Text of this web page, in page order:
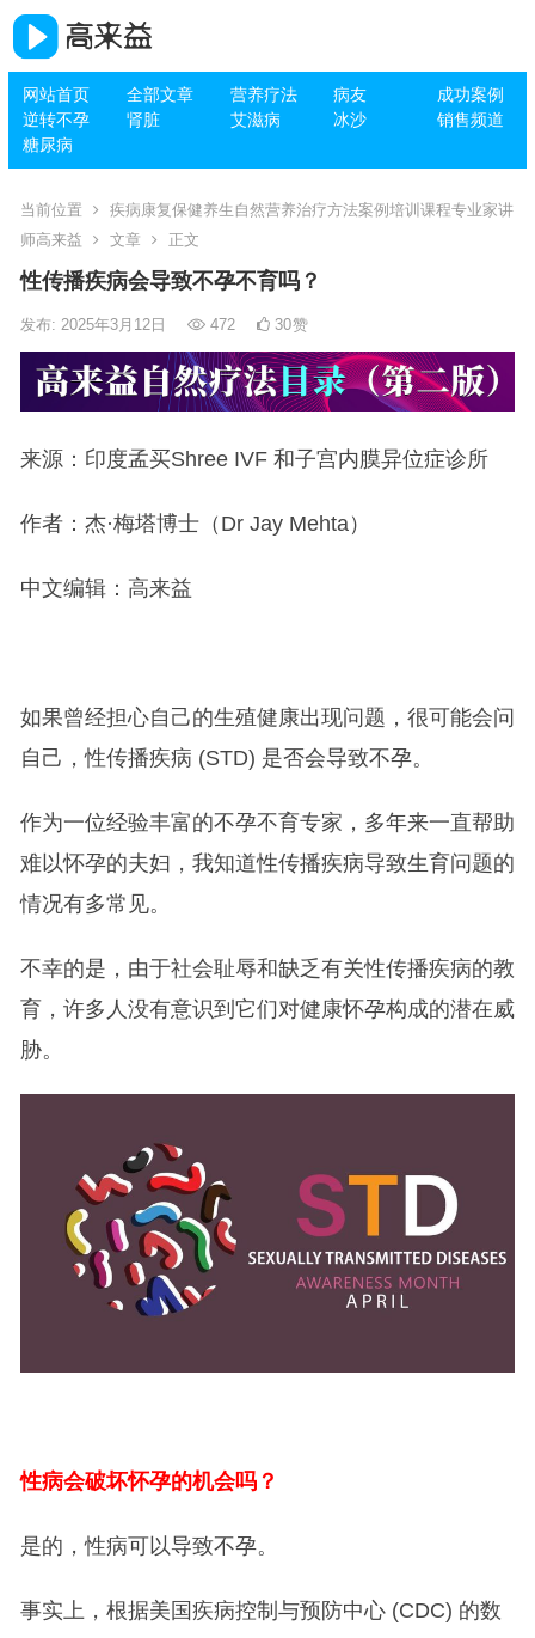
网站首页 全部文章 营养疗法 病友
成功案例
逆转不孕
肾脏 艾滋病 冰沙
销售频道
糖尿病
当前位置
疾病康复保健养生自然营养治疗方法案例培训课程专业家讲
师高来益
文章 正文
性传播疾病会导致不孕不育吗？
发布: 2025年3月12日 472 30赞
来源：印度孟买Shree IVF 和子宫内膜异位症诊所
作者：杰·梅塔博士（Dr Jay Mehta）
中文编辑：高来益
如果曾经担心自己的生殖健康出现问题，很可能会问
自己，性传播疾病 (STD) 是否会导致不孕。
作为一位经验丰富的不孕不育专家，多年来一直帮助
难以怀孕的夫妇，我知道性传播疾病导致生育问题的
情况有多常见。
不幸的是，由于社会耻辱和缺乏有关性传播疾病的教
育，许多人没有意识到它们对健康怀孕构成的潜在威
胁。
性病会破坏怀孕的机会吗？
是的，性病可以导致不孕。
事实上，根据美国疾病控制与预防中心 (CDC) 的数